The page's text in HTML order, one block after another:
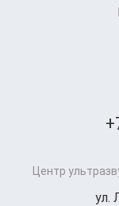
Центр
ул.